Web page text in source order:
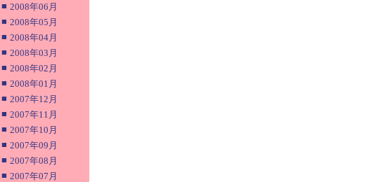
■ 2008年06月
■ 2008年05月
■ 2008年04月
■ 2008年03月
■ 2008年02月
■ 2008年01月
■ 2007年12月
■ 2007年11月
■ 2007年10月
■ 2007年09月
■ 2007年08月
■ 2007年07月